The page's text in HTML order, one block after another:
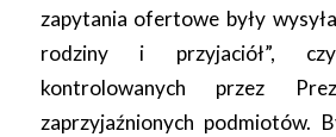
zapytania ofertowe były
rodziny i przyjaciół”,
kontrolowanych przez
zaprzyjaźnionych podmiotów.